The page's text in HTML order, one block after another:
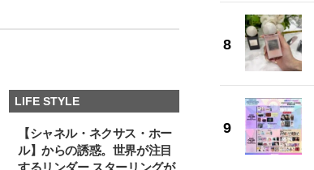
LIFE STYLE
【シャネル・ネクサス・ホー
ル】からの誘惑。世界が注目
するリンダー スターリングが